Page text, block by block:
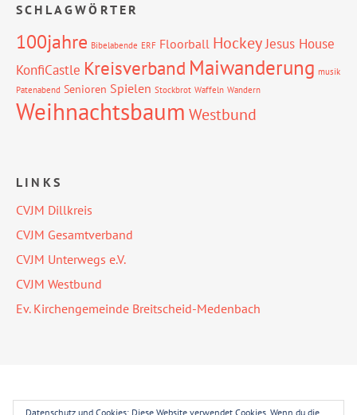
SCHLAGWÖRTER
100jahre Bibelabende ERF Floorball HockeyJesus House
KonfiCastle Kreisverband Maiwanderung musik
Patenabend Senioren Spielen Stockbrot Waffeln Wandern
Weihnachtsbaum Westbund
LINKS
CVJM Dillkreis
CVJM Gesamtverband
CVJM Unterwegs e.V.
CVJM Westbund
Ev. Kirchengemeinde Breitscheid-Medenbach
Datenschutz und Cookies: Diese Website verwendet Cookies. Wenn du die